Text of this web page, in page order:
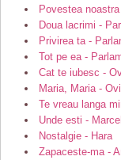
Povestea
Doua lacrimi -
Privirea ta -
Tot pe ea -
Cat te iubesc -
Maria, Maria -
Te vreau langa
Unde esti -
Nostalgie - Hara
Zapaceste-ma -